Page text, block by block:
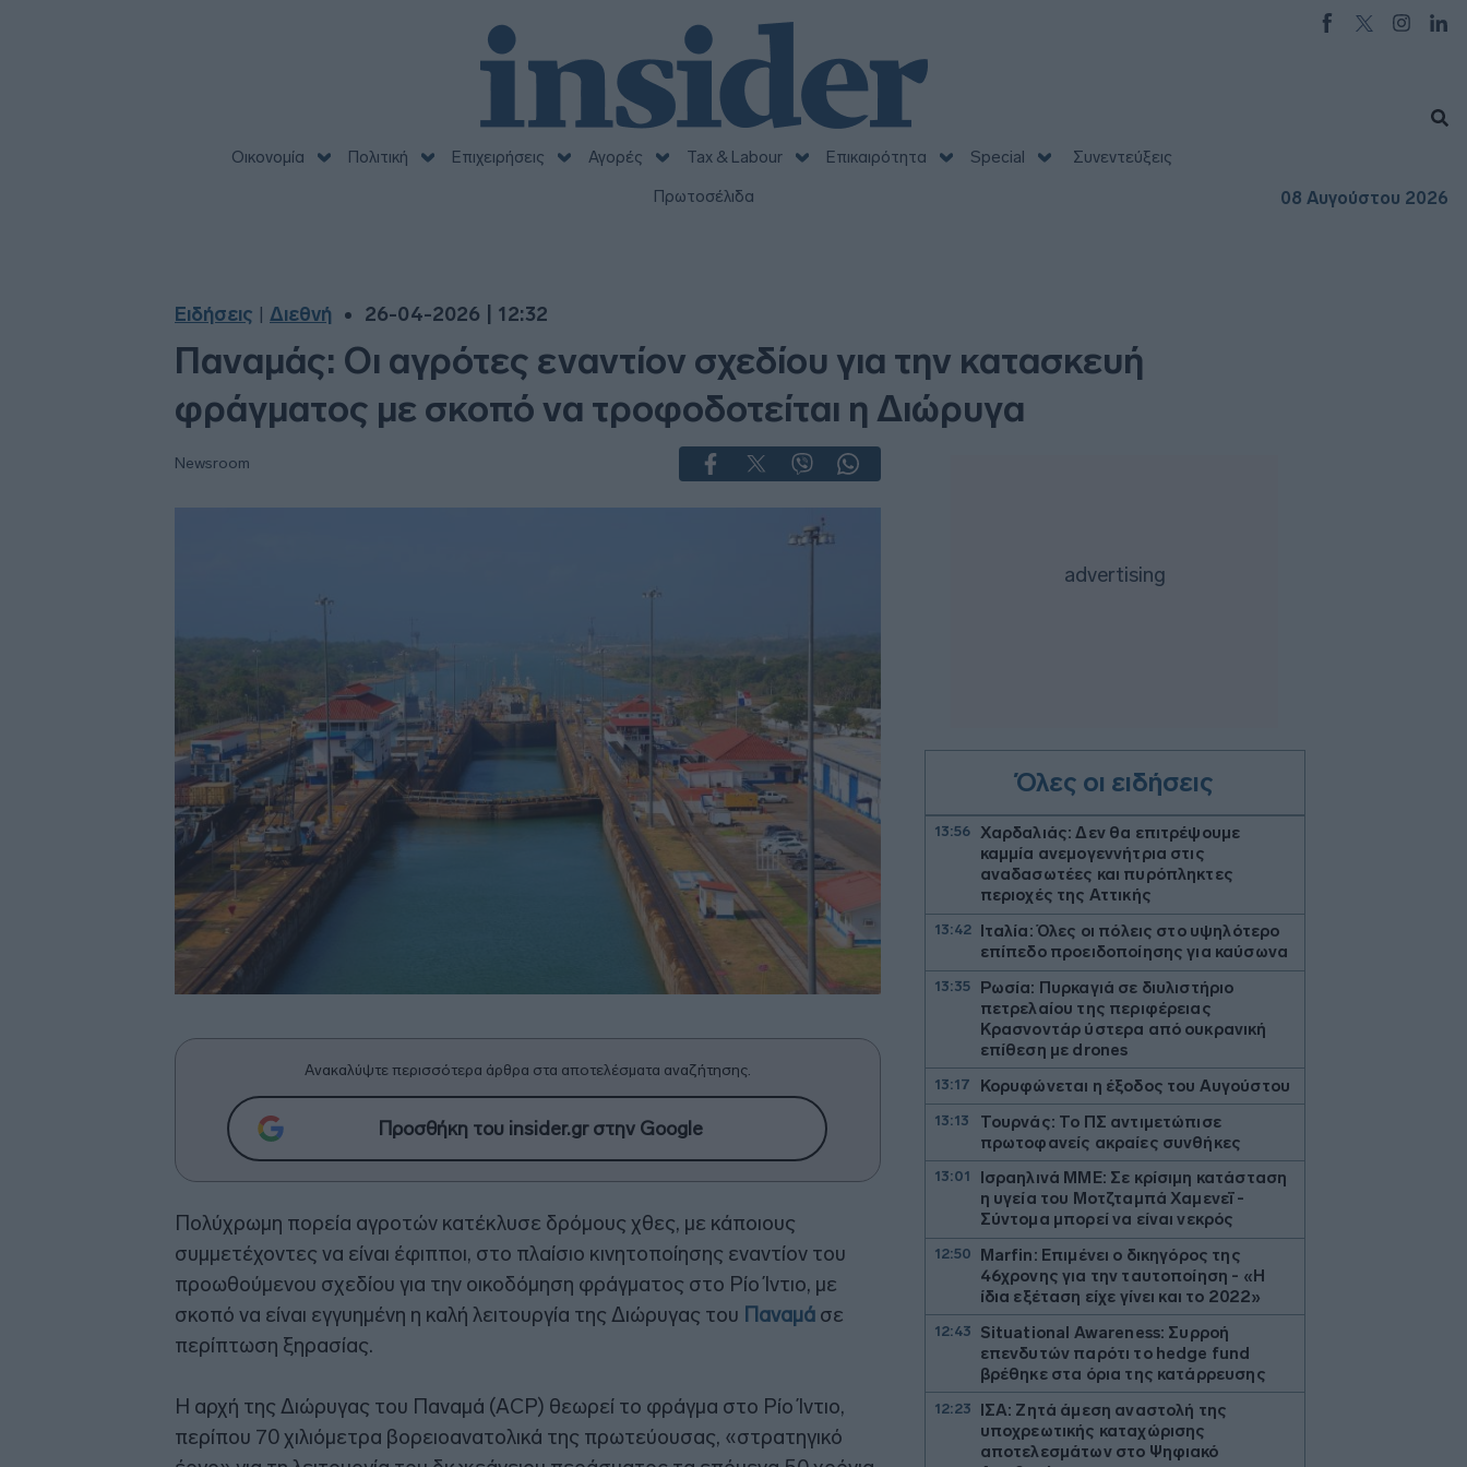
Οικονομία Πολιτική Επιχειρήσεις Αγορές Tax & Labour Επικαιρότητα Special
Συνεντεύξεις
Πρωτοσέλιδα
08 Αυγούστου 2026
Ειδήσεις Διεθνή 26-04-2026 | 12:32
Παναμάς: Οι αγρότες εναντίον σχεδίου για την κατασκευή
φράγματος με σκοπό να τροφοδοτείται η Διώρυγα
Newsroom
Ανακαλύψτε περισσότερα άρθρα στα αποτελέσματα αναζήτησης.
Προσθήκη του insider.gr στην Google
Πολύχρωμη πορεία αγροτών κατέκλυσε δρόμους χθες, με κάποιους
συμμετέχοντες να είναι έφιπποι, στο πλαίσιο κινητοποίησης εναντίον του
προωθούμενου σχεδίου για την οικοδόμηση φράγματος στο Ρίο Ίντιο, με
σκοπό να είναι εγγυημένη η καλή λειτουργία της Διώρυγας του Παναμά σε
περίπτωση ξηρασίας.
Η αρχή της Διώρυγας του Παναμά (ACP) θεωρεί το φράγμα στο Ρίο Ίντιο,
περίπου 70 χιλιόμετρα βορειοανατολικά της πρωτεύουσας, «στρατηγικό
Όλες οι ειδήσεις
13:56
Χαρδαλιάς: Δεν θα επιτρέψουμε
καμμία ανεμογεννήτρια στις
αναδασωτέες και πυρόπληκτες
περιοχές της Αττικής
13:42
Ιταλία: Όλες οι πόλεις στο υψηλότερο
επίπεδο προειδοποίησης για καύσωνα
13:35
Ρωσία: Πυρκαγιά σε διυλιστήριο
πετρελαίου της περιφέρειας
Κρασνοντάρ ύστερα από ουκρανική
επίθεση με drones
13:17 Κορυφώνεται η έξοδος του Αυγούστου
13:13
Τουρνάς: Το ΠΣ αντιμετώπισε
πρωτοφανείς ακραίες συνθήκες
13:01
Ισραηλινά ΜΜΕ: Σε κρίσιμη κατάσταση
η υγεία του Μοτζταμπά Χαμενεΐ -
Σύντομα μπορεί να είναι νεκρός
12:50
Marfin: Επιμένει ο δικηγόρος της
46χρονης για την ταυτοποίηση - «Η
ίδια εξέταση είχε γίνει και το 2022»
12:43
Situational Awareness: Συρροή
επενδυτών παρότι το hedge fund
βρέθηκε στα όρια της κατάρρευσης
12:23
ΙΣΑ: Ζητά άμεση αναστολή της
υποχρεωτικής καταχώρισης
αποτελεσμάτων στο Ψηφιακό